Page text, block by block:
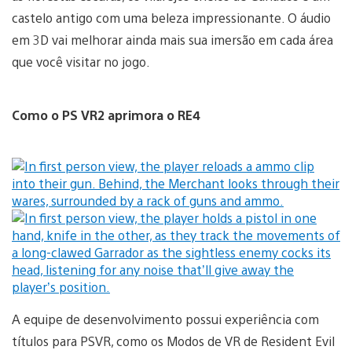
castelo antigo com uma beleza impressionante. O áudio
em 3D vai melhorar ainda mais sua imersão em cada área
que você visitar no jogo.
Como o PS VR2 aprimora o RE4
A equipe de desenvolvimento possui experiência com
títulos para PSVR, como os Modos de VR de Resident Evil